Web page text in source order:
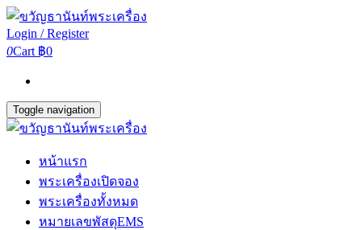
Login / Register
0Cart ฿0
Toggle navigation
หน้าแรก
พระเครื่องเปิดจอง
พระเครื่องทั้งหมด
หมายเลขพัสดุEMS